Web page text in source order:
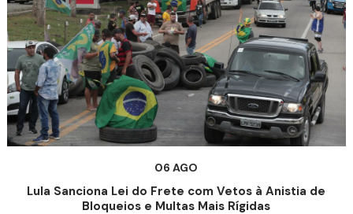
06 AGO
Lula Sanciona Lei do Frete com Vetos à Anistia de
Bloqueios e Multas Mais Rígidas